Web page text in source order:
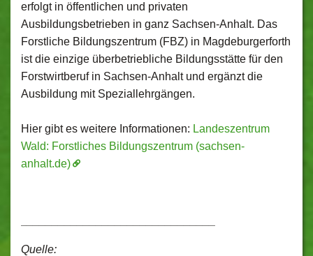
erfolgt in öffentlichen und privaten
Ausbildungsbetrieben in ganz Sachsen-Anhalt. Das
Forstliche Bildungszentrum (FBZ) in Magdeburgerforth
ist die einzige überbetriebliche Bildungsstätte für den
Forstwirtberuf in Sachsen-Anhalt und ergänzt die
Ausbildung mit Speziallehrgängen.
Hier gibt es weitere Informationen: Landeszentrum
Wald: Forstliches Bildungszentrum (sachsen-
anhalt.de)
Quelle: